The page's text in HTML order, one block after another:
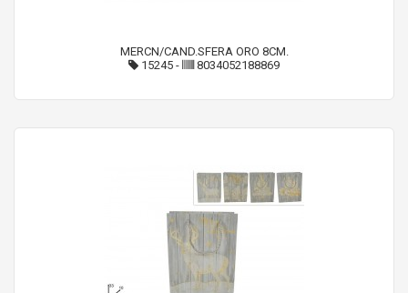
MERCN/CAND.SFERA ORO 8CM.
15245 - 8034052188869